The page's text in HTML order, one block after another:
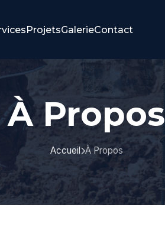
ProjetsGalerieContact
À Propos
Accueil À Propos